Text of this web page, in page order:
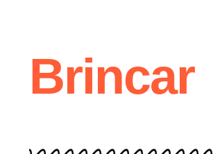
Brincar